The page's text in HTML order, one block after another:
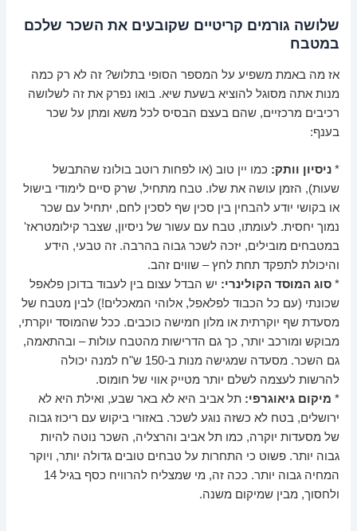
שלושה גורמים קריטיים שקובעים את השכר שלכם
במטבח
אז מה באמת משפיע על המספר הסופי בתלוש? זה לא רק כמה
מנות אתה מסוגל להוציא בשעת שיא. בואו נפרק את זה לשלושה
רכיבים מרכזיים, שהם בעצם הבסיס לכל משא ומתן על שכר
בענף:
*ניסיון וותק: כמו יין טוב (או לפחות רוטב בולונז שהתבשל
שעות), הזמן עושה את שלו. טבח מתחיל, שרק סיים לימודי בישול
או בקושי יודע להבחין בין סכין שף לסכין לחם, יתחיל עם שכר
נמוך יחסית. לעומתו, טבח עם עשור של ניסיון, שצבר קילומטראז'
במטבחים מובילים, יזכה לשכר גבוה בהרבה. זה טבעי, הידע
והיכולת לתפקד תחת לחץ – שווים זהב.
*סוג המוסד הקולינרי: יש הבדל עצום בין לעבוד בדוכן פלאפל
שכונתי (עם כל הכבוד לפלאפל, אלוהי המאכלים!) לבין מטבח של
מסעדת שף יוקרתית או מלון חמישה כוכבים. ככל שהמוסד יוקרתי,
מבוקש ומורכב יותר, כך גם הדרישות מהטבח עולות – ובהתאמה,
גם השכר. מסעדה שמגישה מנות ב-150 ש"ח למנה יכולה
להרשות לעצמה לשלם יותר מטייק אווי של חומוס.
* מיקום גיאוגרפי: תל אביב היא לא באר שבע, ואילת היא לא
ירושלים, בטח לא כשזה נוגע לשכר. באזורי ביקוש עם ריכוז גבוה
של מסעדות יוקרה, כמו תל אביב והרצליה, השכר נוטה להיות
גבוה יותר. פשוט כי התחרות על טבחים טובים גדולה יותר, ויוקר
המחיה גבוה יותר. ככה זה, מי שמצליח להרוויח כסף בגיל 14
ולחסוך, מבין שמיקום משנה.